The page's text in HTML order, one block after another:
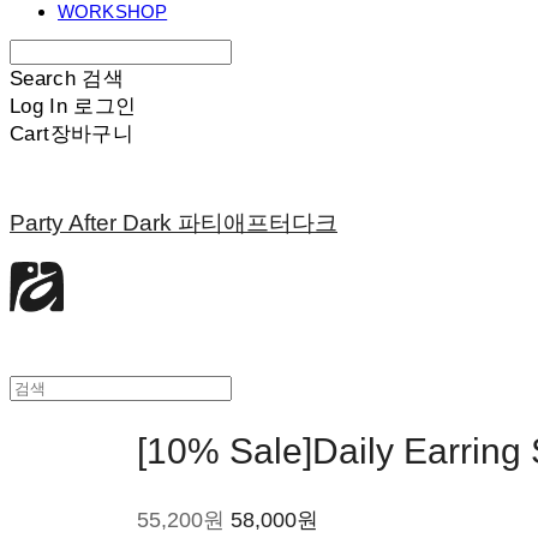
WORKSHOP
Search 검색
Log In 로그인
Cart장바구니
Party After Dark 파티애프터다크
[10% Sale]Daily Earring
55,200원58,000원